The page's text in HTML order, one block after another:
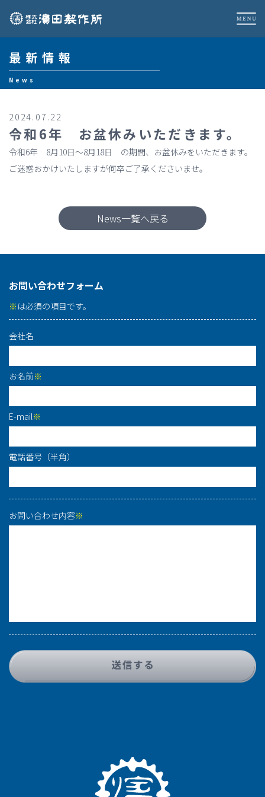
最新情報
News
2024.07.22
令和6年 お盆休みいただきます。
令和6年 8月10日～8月18日 の期間、お盆休みをいただきます。
ご迷惑おかけいたしますが何卒ご了承くださいませ。
News一覧へ戻る
お問い合わせフォーム
※ は必須の項目です。
会社名
お名前※
E-mail※
電話番号（半角）
お問い合わせ内容※